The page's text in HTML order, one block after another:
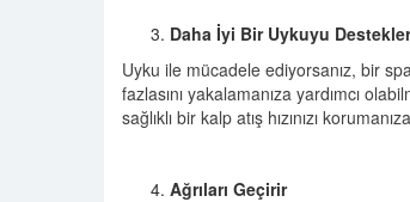
Daha İyi Bir Uykuyu Destekler
Uyku ile mücadele ediyorsanız, bir
fazlasını yakalamanıza yardımcı
sağlıklı bir kalp atış hızınızı
Ağrıları Geçirir